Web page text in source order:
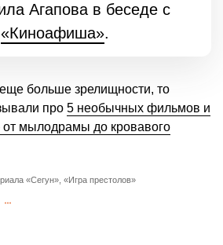
Агапова в беседе с
«Киноафиша».
больше зрелищности, то
про 5 необычных фильмов и
мылодрамы до кровавого
«Сегун», «Игра престолов»